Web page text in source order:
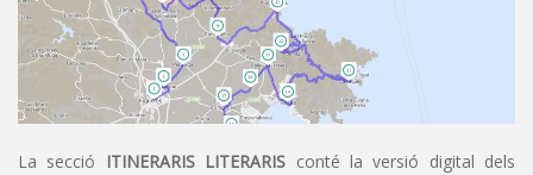
La secció ITINERARIS LITERARIS conté la versió digital dels